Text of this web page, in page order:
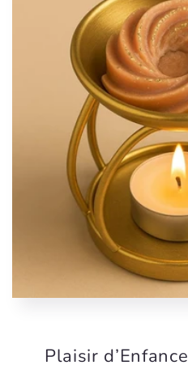
Plaisir d’Enfance